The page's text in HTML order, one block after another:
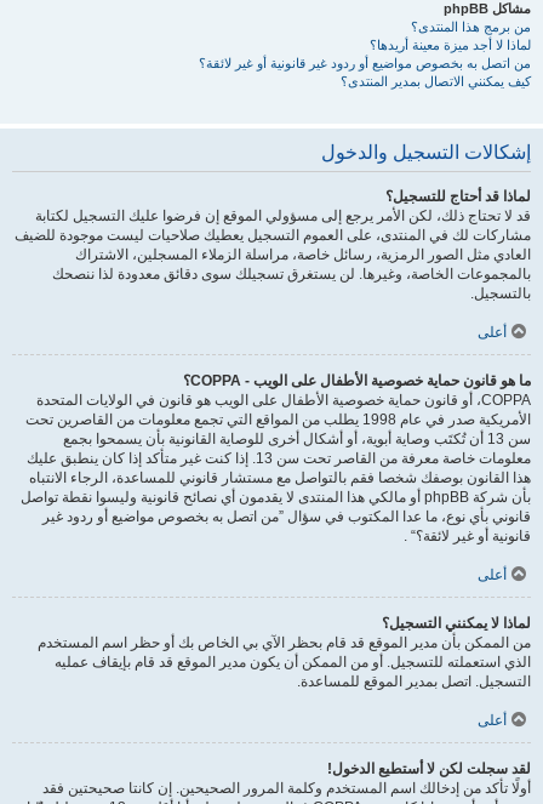
مشاكل phpBB
من برمج هذا المنتدى؟
لماذا لا أجد ميزة معينة أريدها؟
من اتصل به بخصوص مواضيع أو ردود غير قانونية أو غير لائقة؟
كيف يمكنني الاتصال بمدير المنتدى؟
إشكالات التسجيل والدخول
لماذا قد أحتاج للتسجيل؟
قد لا تحتاج ذلك، لكن الأمر يرجع إلى مسؤولي الموقع إن فرضوا عليك التسجيل لكتابة
مشاركات لك في المنتدى، على العموم التسجيل يعطيك صلاحيات ليست موجودة للضيف
العادي مثل الصور الرمزية، رسائل خاصة، مراسلة الزملاء المسجلين، الاشتراك
بالمجموعات الخاصة، وغيرها. لن يستغرق تسجيلك سوى دقائق معدودة لذا ننصحك
بالتسجيل.
أعلى
ما هو قانون حماية خصوصية الأطفال على الويب - COPPA؟
COPPA، أو قانون حماية خصوصية الأطفال على الويب هو قانون في الولايات المتحدة
الأمريكية صدر في عام 1998 يطلب من المواقع التي تجمع معلومات من القاصرين تحت
سن 13 أن تُكتَب وصاية أبوية، أو أشكال أخرى للوصاية القانونية بأن يسمحوا بجمع
معلومات خاصة معرفة من القاصر تحت سن 13. إذا كنت غير متأكد إذا كان ينطبق عليك
هذا القانون بوصفك شخصا فقم بالتواصل مع مستشار قانوني للمساعدة، الرجاء الانتباه
بأن شركة phpBB أو مالكي هذا المنتدى لا يقدمون أي نصائح قانونية وليسوا نقطة تواصل
قانوني بأي نوع، ما عدا المكتوب في سؤال ”من اتصل به بخصوص مواضيع أو ردود غير
قانونية أو غير لائقة؟“ .
أعلى
لماذا لا يمكنني التسجيل؟
من الممكن بأن مدير الموقع قد قام بحظر الآي بي الخاص بك أو حظر اسم المستخدم
الذي استعملته للتسجيل. أو من الممكن أن يكون مدير الموقع قد قام بإيقاف عمليه
التسجيل. اتصل بمدير الموقع للمساعدة.
أعلى
لقد سجلت لكن لا أستطيع الدخول!
أولًا تأكد من إدخالك اسم المستخدم وكلمة المرور الصحيحين. إن كانتا صحيحتين فقد